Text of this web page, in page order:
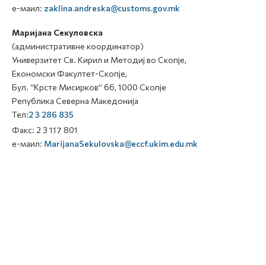
е-маил: zaklina.andreska@customs.gov.mk
Маријана Секуловска
(административне координатор)
Универзитет Св. Кирил и Методиј во Скопје,
Економски Факултет-Скопје,
Бул. “Крсте Мисирков” бб, 1000 Скопје
Република Северна Македонија
Тел:2 3 286 835
Факс: 2 3 117 801
е-маил: MarijanaSekulovska@eccf.ukim.edu.mk